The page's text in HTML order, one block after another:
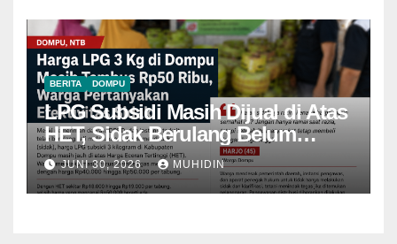
BERITA DOMPU
LPG Subsidi Masih Dijual di Atas
HET, Sidak Berulang Belum
Mampu Menekan Harga
JUNI 30, 2026 MUHIDIN